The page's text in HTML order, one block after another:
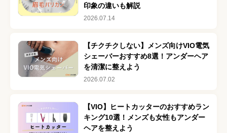
印象の違いも解説
2026.07.14
【チクチクしない】メンズ向けVIO電気
シェーバーおすすめ8選！アンダーヘア
を清潔に整えよう
2026.07.02
【VIO】ヒートカッターのおすすめラン
キング10選！メンズも女性もアンダー
ヘアを整えよう